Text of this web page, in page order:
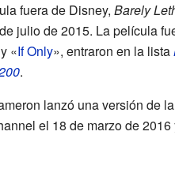
fuera de Disney, Barely
julio de 2015. La película
«If Only», entraron en la lista
.
lanzó una versión de
el 18 de marzo de